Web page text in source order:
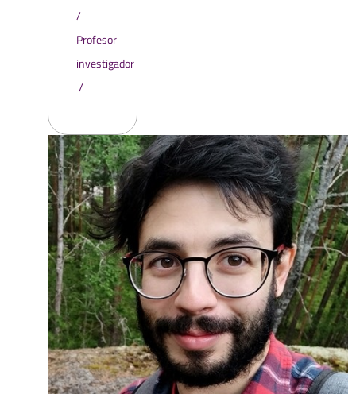
Profesor
investigador